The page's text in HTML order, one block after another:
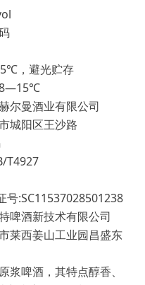
，避光贮存
尔曼酒业有限公司
城阳区王沙路
T4927
号:SC11537028501238
啤酒新技术有限公司
莱西姜山工业园昌盛东
浆啤酒，其特点醇香、